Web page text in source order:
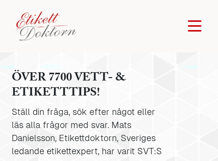
ÖVER 7700 VETT- &
ETIKETTTIPS!
Ställ din fråga, sök efter något eller
läs alla frågor med svar. Mats
Danielsson, Etikettdoktorn, Sveriges
ledande etikettexpert, har varit SVT:S